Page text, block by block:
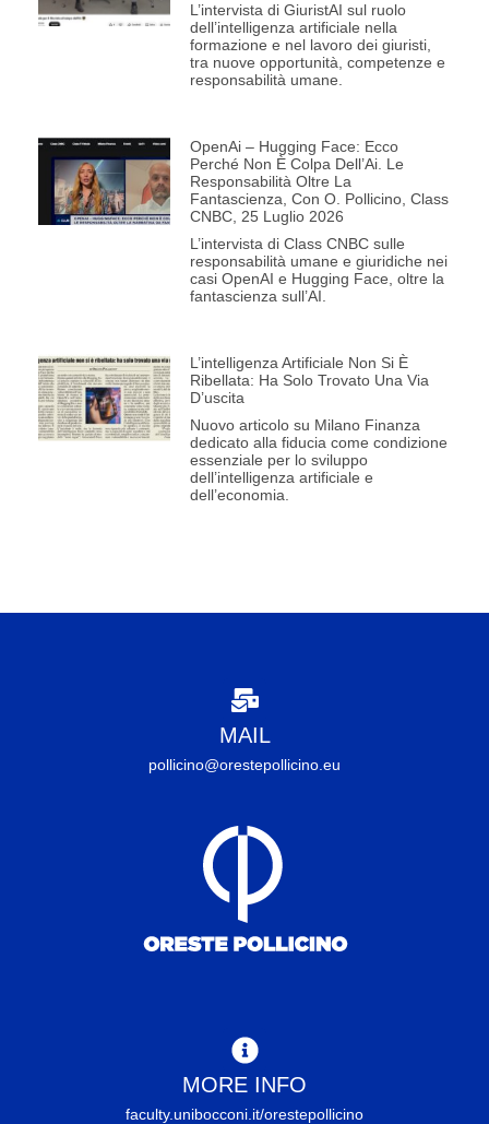
L’intervista di GiuristAI sul ruolo
dell’intelligenza artificiale nella
formazione e nel lavoro dei giuristi,
tra nuove opportunità, competenze e
responsabilità umane.
OpenAi – Hugging Face: Ecco
Perché Non È Colpa Dell’Ai. Le
Responsabilità Oltre La
Fantascienza, Con O. Pollicino, Class
CNBC, 25 Luglio 2026
L’intervista di Class CNBC sulle
responsabilità umane e giuridiche nei
casi OpenAI e Hugging Face, oltre la
fantascienza sull’AI.
L’intelligenza Artificiale Non Si È
Ribellata: Ha Solo Trovato Una Via
D’uscita
Nuovo articolo su Milano Finanza
dedicato alla fiducia come condizione
essenziale per lo sviluppo
dell’intelligenza artificiale e
dell’economia.
MAIL
pollicino@orestepollicino.eu
MORE INFO
faculty.unibocconi.it/orestepollicino